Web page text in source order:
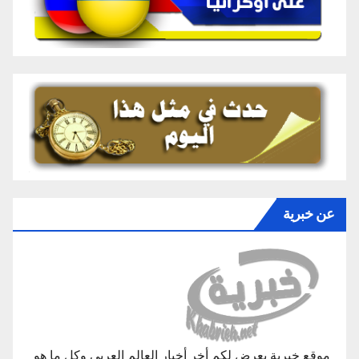
عن خبرية
موقع خبرية يعرض لكم أخر أخبار العالم العربي وكل ما هو